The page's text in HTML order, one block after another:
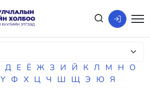
Д Е Ё Ж З И Й К Л М Н О
Ү Ф Х Ц Ч Ш Щ Э Ю Я